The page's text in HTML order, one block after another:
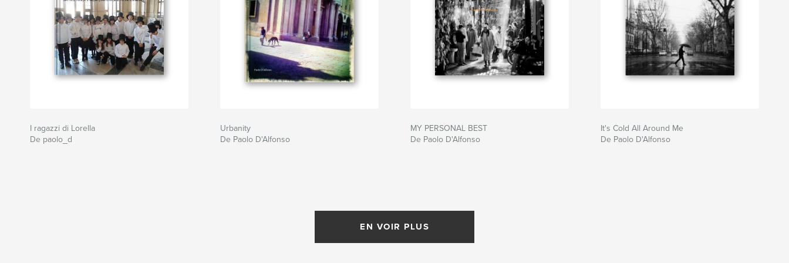
I ragazzi di Lorella
De paolo_d
Urbanity
De Paolo D'Alfonso
MY PERSONAL BEST
De Paolo D'Alfonso
It's Cold All Around Me
De Paolo D'Alfonso
EN VOIR PLUS